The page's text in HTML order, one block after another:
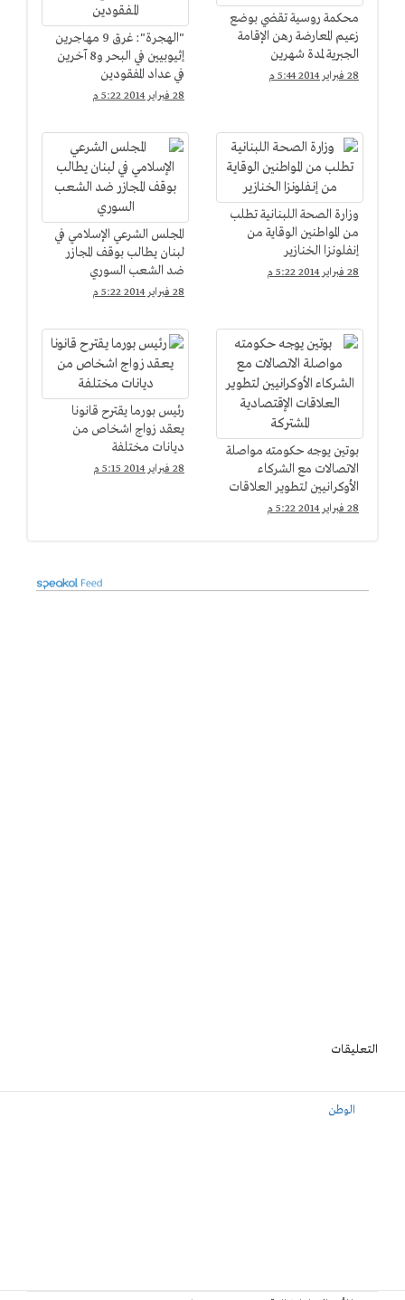
محكمة روسية تقضي بوضع
زعيم المعارضة رهن الإقامة
الجبرية لمدة شهرين
28 فبراير 2014 5:44 م
"الهجرة": غرق 9 مهاجرين
إثيوبيين في البحر و8 آخرين
في عداد المفقودين
28 فبراير 2014 5:22 م
وزارة الصحة اللبنانية تطلب
من المواطنين الوقاية من
إنفلونزا الخنازير
28 فبراير 2014 5:22 م
المجلس الشرعي الإسلامي في
لبنان يطالب بوقف المجازر
ضد الشعب السوري
28 فبراير 2014 5:22 م
بوتين يوجه حكومته مواصلة
الاتصالات مع الشركاء
الأوكرانيين لتطوير العلاقات
الإقتصادية المشتركة
28 فبراير 2014 5:22 م
رئيس بورما يقترح قانونا
يعقد زواج اشخاص من
ديانات مختلفة
28 فبراير 2014 5:15 م
التعليقات
الوطن